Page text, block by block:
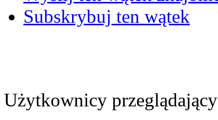
Subskrybuj ten wątek
Użytkownicy